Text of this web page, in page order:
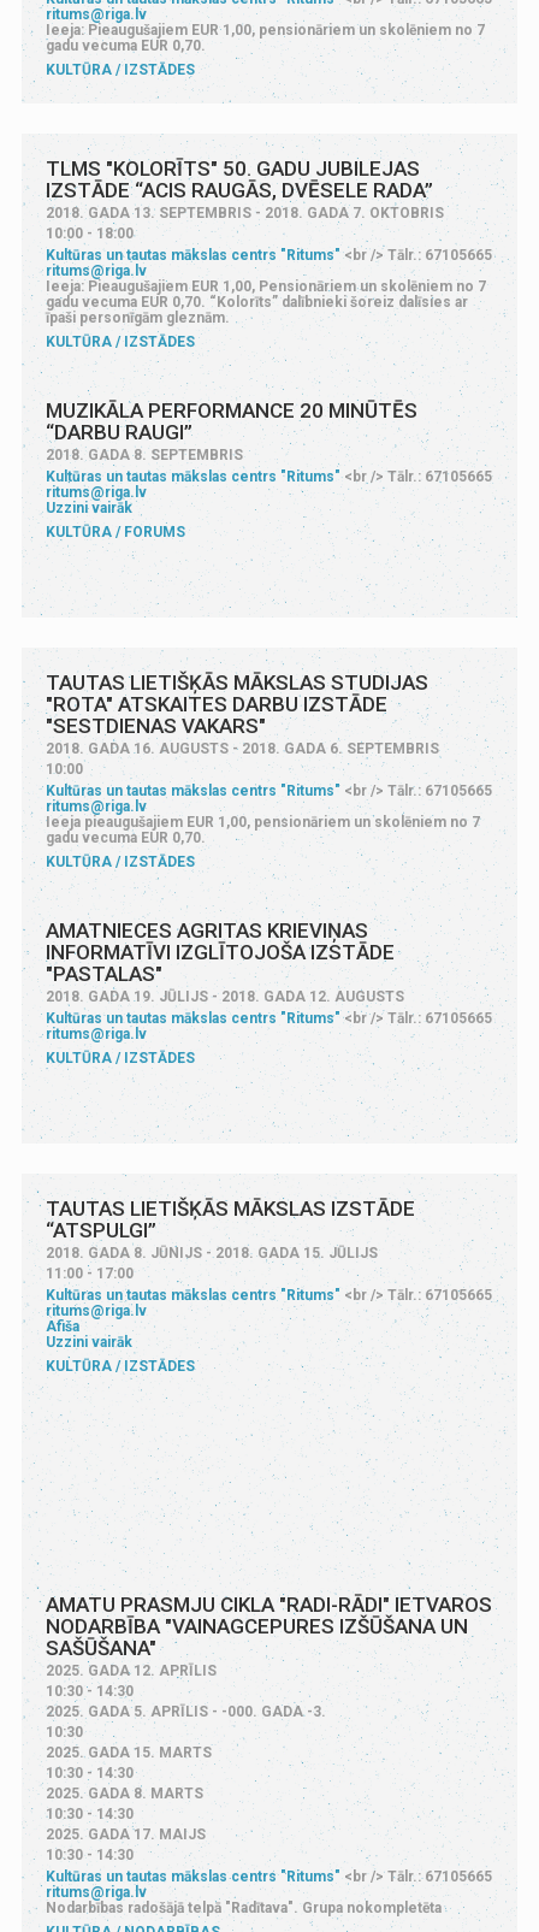
ritums@riga.lv
Ieeja: Pieaugušajiem EUR 1,00, pensionāriem un skolēniem no 7
gadu vecuma EUR 0,70.
KULTŪRA
IZSTĀDES
TLMS "KOLORĪTS" 50. GADU JUBILEJAS
IZSTĀDE “ACIS RAUGĀS, DVĒSELE RADA”
2018. GADA 13. SEPTEMBRIS - 2018. GADA 7. OKTOBRIS
10:00 - 18:00
Kultūras un tautas mākslas centrs "Ritums" <br /> Tālr.: 67105665
ritums@riga.lv
Ieeja: Pieaugušajiem EUR 1,00, Pensionāriem un skolēniem no 7
gadu vecuma EUR 0,70. “Kolorīts” dalībnieki šoreiz dalīsies ar
īpaši personīgām gleznām.
KULTŪRA
IZSTĀDES
MUZIKĀLA PERFORMANCE 20 MINŪTĒS
“DARBU RAUGI”
2018. GADA 8. SEPTEMBRIS
Kultūras un tautas mākslas centrs "Ritums"<br /> Tālr.: 67105665
ritums@riga.lv
Uzzini vairāk
KULTŪRA
FORUMS
TAUTAS LIETIŠĶĀS MĀKSLAS STUDIJAS
"ROTA" ATSKAITES DARBU IZSTĀDE
"SESTDIENAS VAKARS"
2018. GADA 16. AUGUSTS - 2018. GADA 6. SEPTEMBRIS
10:00
Kultūras un tautas mākslas centrs "Ritums" <br /> Tālr.: 67105665
ritums@riga.lv
Ieeja pieaugušajiem EUR 1,00, pensionāriem un skolēniem no 7
gadu vecuma EUR 0,70.
KULTŪRA
IZSTĀDES
AMATNIECES AGRITAS KRIEVIŅAS
INFORMATĪVI IZGLĪTOJOŠA IZSTĀDE
"PASTALAS"
2018. GADA 19. JŪLIJS - 2018. GADA 12. AUGUSTS
Kultūras un tautas mākslas centrs "Ritums" <br /> Tālr.: 67105665
ritums@riga.lv
KULTŪRA
IZSTĀDES
TAUTAS LIETIŠĶĀS MĀKSLAS IZSTĀDE
“ATSPULGI”
2018. GADA 8. JŪNIJS - 2018. GADA 15. JŪLIJS
11:00 - 17:00
Kultūras un tautas mākslas centrs "Ritums" <br /> Tālr.: 67105665
ritums@riga.lv
Afiša
Uzzini vairāk
KULTŪRA
IZSTĀDES
AMATU PRASMJU CIKLA "RADI-RĀDI" IETVAROS
NODARBĪBA "VAINAGCEPURES IZŠŪŠANA UN
SAŠŪŠANA"
2025. GADA 12. APRĪLIS
10:30 - 14:30
2025. GADA 5. APRĪLIS - -000. GADA -3.
10:30
2025. GADA 15. MARTS
10:30 - 14:30
2025. GADA 8. MARTS
10:30 - 14:30
2025. GADA 17. MAIJS
10:30 - 14:30
Kultūras un tautas mākslas centrs "Ritums" <br /> Tālr.: 67105665
ritums@riga.lv
Nodarbības radošājā telpā "Radītava". Grupa nokompletēta